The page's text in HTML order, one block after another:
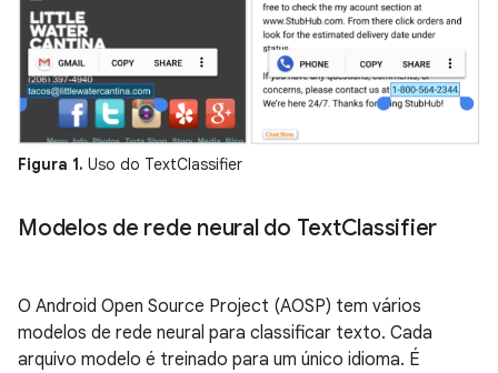
Figura 1. Uso do TextClassifier
Modelos de rede neural do TextClassifier
O Android Open Source Project (AOSP) tem vários
modelos de rede neural para classificar texto. Cada
arquivo modelo é treinado para um único idioma. É